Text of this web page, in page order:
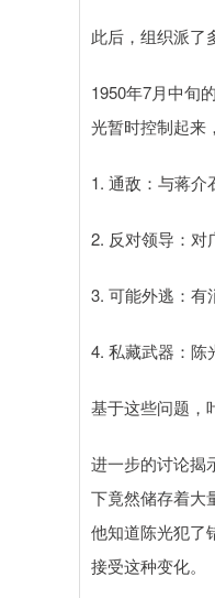
此后，组织派了
1950年7月中旬
光暂时控制起来
1. 通敌：与蒋介
2. 反对领导：对
3. 可能外逃：有
4. 私藏武器：陈
基于这些问题，
进一步的讨论揭
下竟然储存着大
他知道陈光犯了
接受这种变化。